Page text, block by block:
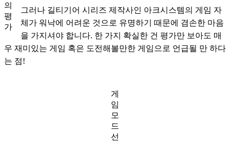
의
평
가
그러나 길티기어 시리즈 제작사인 아크시스템의 게임 자
체가 워낙에 어려운 것으로 유명하기 때문에 겸손한 마음
을 가지셔야 합니다. 한 가지 확실한 건 평가만 보아도 매
우 재미있는 게임 혹은 도전해볼만한 게임으로 언급될 만 하다
는 점!
게
임
모
드
선